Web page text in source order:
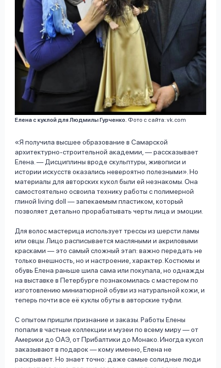
Елена с куклой для Людмилы Гурченко. Фото с сайта: vk.com
«Я получила высшее образование в Самарской
архитектурно-строительной академии, — рассказывает
Елена. — Дисциплины вроде скульптуры, живописи и
истории искусств оказались невероятно полезными». Но
материалы для авторских кукол были ей незнакомы. Она
самостоятельно освоила технику работы с полимерной
глиной living doll — запекаемым пластиком, который
позволяет детально прорабатывать черты лица и эмоции.
Для волос мастерица использует трессы из шерсти ламы
или овцы. Лицо расписывается масляными и акриловыми
красками — это самый сложный этап: важно передать не
только внешность, но и настроение, характер. Костюмы и
обувь Елена раньше шила сама или покупала, но однажды
на выставке в Петербурге познакомилась с мастером по
изготовлению миниатюрной обуви из натуральной кожи, и
теперь почти все её куклы обуты в авторские туфли.
С опытом пришли признание и заказы. Работы Елены
попали в частные коллекции и музеи по всему миру — от
Америки до ОАЭ, от Прибалтики до Монако. Иногда кукол
заказывают в подарок — кому именно, Елена не
раскрывает. Но знает точно: даже самые солидные люди